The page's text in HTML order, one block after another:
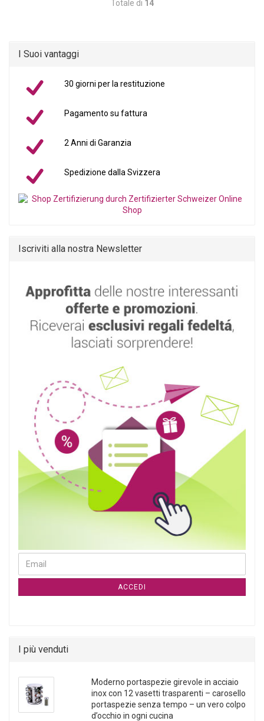
Totale di 14
I Suoi vantaggi
30 giorni per la restituzione
Pagamento su fattura
2 Anni di Garanzia
Spedizione dalla Svizzera
Iscriviti alla nostra Newsletter
ACCEDI
I più venduti
Moderno portaspezie girevole in acciaio
inox con 12 vasetti trasparenti – carosello
portaspezie senza tempo – un vero colpo
d’occhio in ogni cucina